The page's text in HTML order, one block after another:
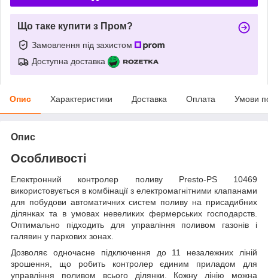
Що таке купити з Пром?
Замовлення під захистом
Доступна доставка
Опис Характеристики Доставка Оплата Умови
Опис
Особливості
Електронний контролер поливу Presto-PS 10469
використовується в комбінації з електромагнітними клапанами
для побудови автоматичних систем поливу на присадибних
ділянках та в умовах невеликих фермерських господарств.
Оптимально підходить для управління поливом газонів і
галявин у паркових зонах.
Дозволяє одночасне підключення до 11 незалежних ліній
зрошення, що робить контролер єдиним приладом для
управління поливом всього ділянки. Кожну лінію можна